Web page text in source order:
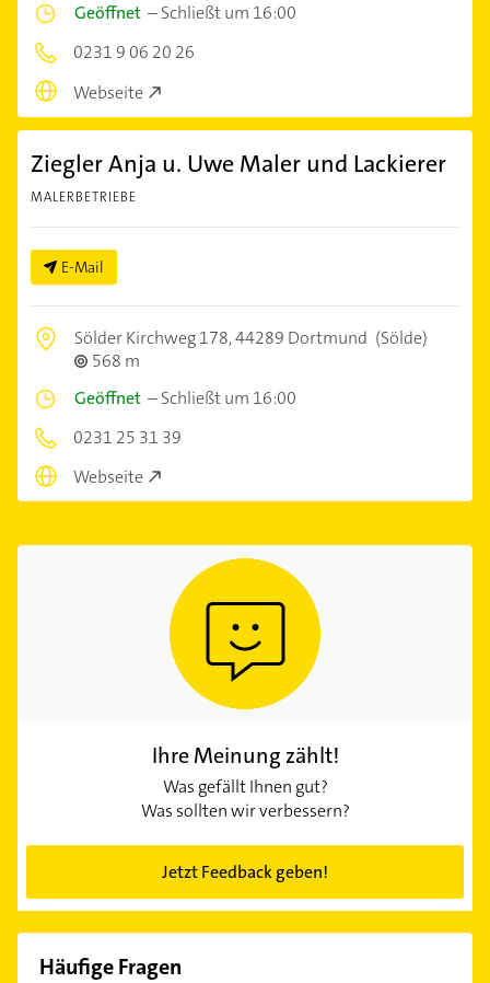
Geöffnet –Schließt um 16:00
0231 9 06 20 26
Webseite
Ziegler Anja u. Uwe Maler und Lackierer
MALERBETRIEBE
E-Mail
Sölder Kirchweg 178,44289 Dortmund (Sölde)
568 m
Geöffnet –Schließt um 16:00
0231 25 31 39
Webseite
Ihre Meinung zählt!
Was gefällt Ihnen gut?
Was sollten wir verbessern?
Jetzt Feedback geben!
Häufige Fragen